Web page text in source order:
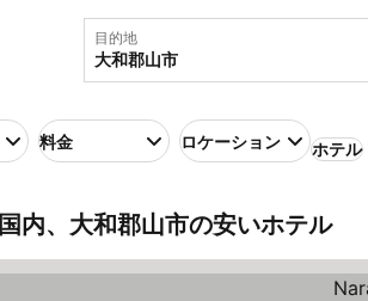
目的地
料金 ロケーション ホテル
国内、大和郡山市の安いホテル